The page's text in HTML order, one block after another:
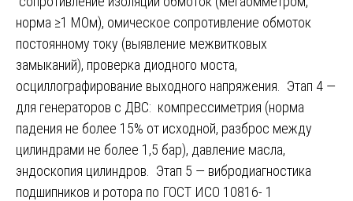
норма ≥1 МОм), омическое сопротивление обмоток
постоянному току (выявление межвитковых
замыканий), проверка диодного моста,
осциллографирование выходного напряжения. Этап 4 —
для генераторов с ДВС: компрессиметрия (норма
падения не более 15% от исходной, разброс между
цилиндрами не более 1,5 бар), давление масла,
эндоскопия цилиндров. Этап 5 — вибродиагностика
подшипников и ротора по ГОСТ ИСО 10816- 1